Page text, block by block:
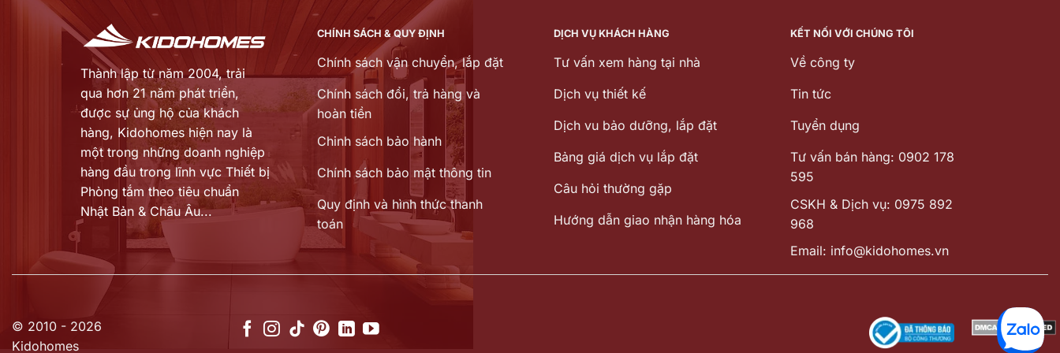
Thành lập từ năm 2004, trải
qua hơn 21 năm phát triển,
được sự ủng hộ của khách
hàng, Kidohomes hiện nay là
một trong những doanh nghiệp
hàng đầu trong lĩnh vực Thiết bị
Phòng tắm theo tiêu chuẩn
Nhật Bản & Châu Âu...
CHÍNH SÁCH & QUY ĐỊNH
Chính sách vận chuyển, lắp đặt
Chính sách đổi, trả hàng và
hoàn tiền
Chinh sách bảo hành
Chính sách bảo mật thông tin
Quy định và hình thức thanh
toán
DỊCH VỤ KHÁCH HÀNG
Tư vấn xem hàng tại nhà
Dịch vụ thiết kế
Dịch vu bảo dưỡng, lắp đặt
Bảng giá dịch vụ lắp đặt
Câu hỏi thường gặp
Hướng dẫn giao nhận hàng hóa
KẾT NỐI VỚI CHÚNG TÔI
Về công ty
Tin tức
Tuyển dụng
Tư vấn bán hàng: 0902 178
595
CSKH & Dịch vụ: 0975 892
968
Email: info@kidohomes.vn
© 2010 - 2026
Kidohomes